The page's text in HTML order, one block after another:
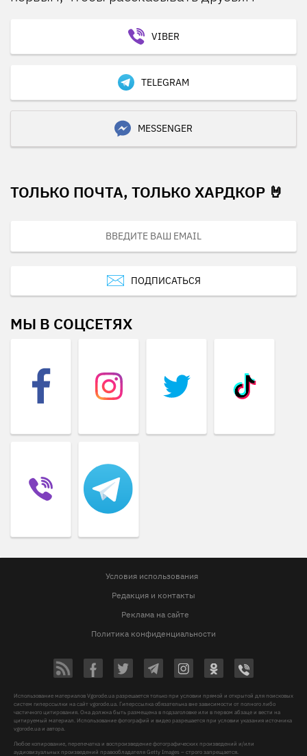
VIBER
TELEGRAM
MESSENGER
ТОЛЬКО ПОЧТА, ТОЛЬКО ХАРДКОР 🤘
ПОДПИСАТЬСЯ
МЫ В СОЦСЕТЯХ
Условия использования
Редакция и контакты
Реклама на сайте
Политика конфиденциальности
Использование материалов Vgorode.ua разрешается только при условии прямой и открытой для поисковых
систем гиперссылки на сайт vgorode.ua. Гиперссылка обязательна вне зависимости от полного либо
частичного цитирования. Она должна быть размещена в подзаголовке или в первом абзаце и вести на
цитируемый материал. Использование фотографий и видео разрешается при условии указания источника
vgorode.ua и автора.
Любое копирование, перепечатка и воспроизведение фотографических произведений и/или
аудиовизуальных произведений правообладателя Getty Images – строго запрещается.